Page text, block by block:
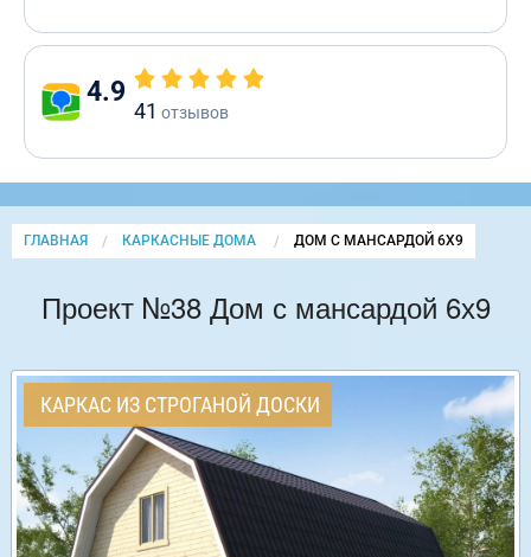
4.9
41 отзывов
ГЛАВНАЯ КАРКАСНЫЕ ДОМА CURRENT:
ДОМ С МАНСАРДОЙ 6Х9
Проект №38 Дом с мансардой 6х9
КАРКАС ИЗ СТРОГАНОЙ ДОСКИ